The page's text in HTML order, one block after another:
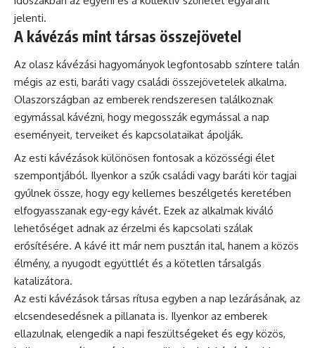
jelenti.
A kávézás mint társas összejövetel
Az olasz kávézási hagyományok legfontosabb színtere talán
mégis az esti, baráti vagy családi összejövetelek alkalma.
Olaszországban az emberek rendszeresen találkoznak
egymással kávézni, hogy megosszák egymással a nap
eseményeit, terveiket és kapcsolataikat ápolják.
Az esti kávézások különösen fontosak a közösségi élet
szempontjából. Ilyenkor a szűk családi vagy baráti kör tagjai
gyűlnek össze, hogy egy kellemes beszélgetés keretében
elfogyasszanak egy-egy kávét. Ezek az alkalmak kiváló
lehetőséget adnak az érzelmi és kapcsolati szálak
erősítésére. A kávé itt már nem pusztán ital, hanem a közös
élmény, a nyugodt együttlét és a kötetlen társalgás
katalizátora.
Az esti kávézások társas rítusa egyben a nap lezárásának, az
elcsendesedésnek a pillanata is. Ilyenkor az emberek
ellazulnak, elengedik a napi feszültségeket és egy közös,